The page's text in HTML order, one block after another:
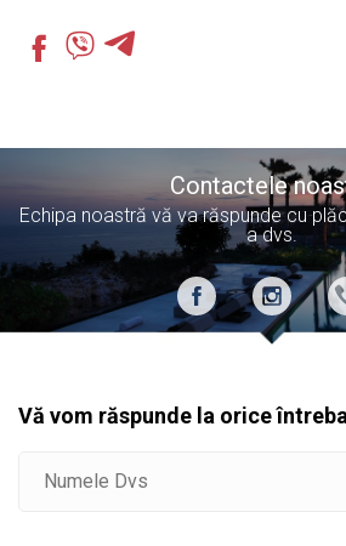
Contactele
Echipa noastră vă va răspunde cu
a dvs.
Vă vom răspunde la orice